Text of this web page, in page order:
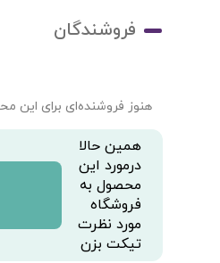
فروشندگان
هنوز فروشنده‌ای برای
همین حالا
درمورد این
محصول به
فروشگاه
مورد نظرت
تیکت بزن